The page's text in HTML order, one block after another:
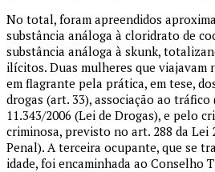
No total, foram apreendidos
substância análoga à cloridrato de
substância análoga à skunk,
ilícitos. Duas mulheres que viajavam
em flagrante pela prática, em tese,
drogas (art. 33), associação ao
11.343/2006 (Lei de Drogas), e pelo
criminosa, previsto no art. 288 da Lei
Penal). A terceira ocupante, que se
idade, foi encaminhada ao Conselho